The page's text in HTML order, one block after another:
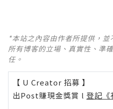
*本站之內容由作者所提供，
所有博客的立場、真實性、準
任。
【 U Creator 招募 】
出Post賺現金獎賞 l 登記《